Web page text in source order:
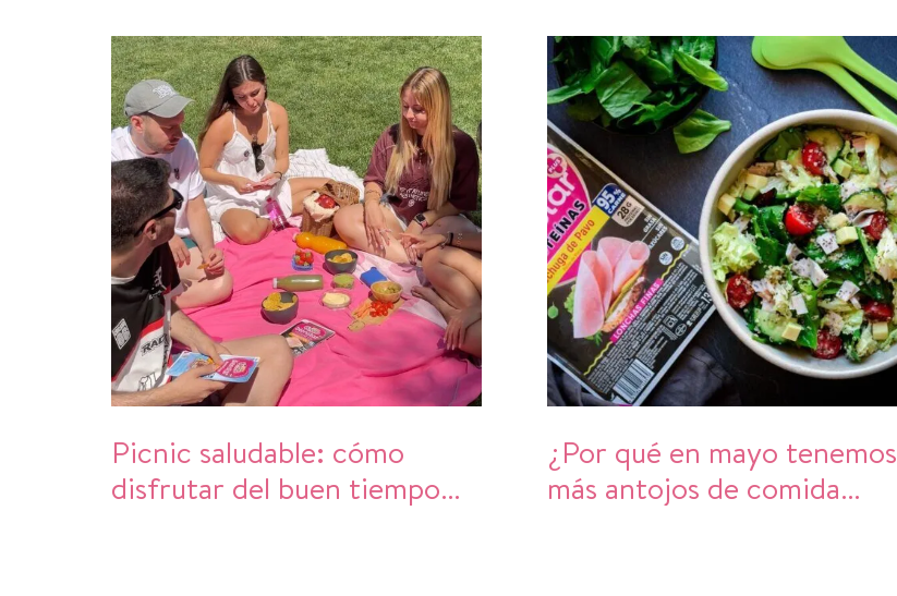
Picnic saludable: cómo
disfrutar del buen tiempo
¿Por qué en mayo tenemos
más antojos de comida